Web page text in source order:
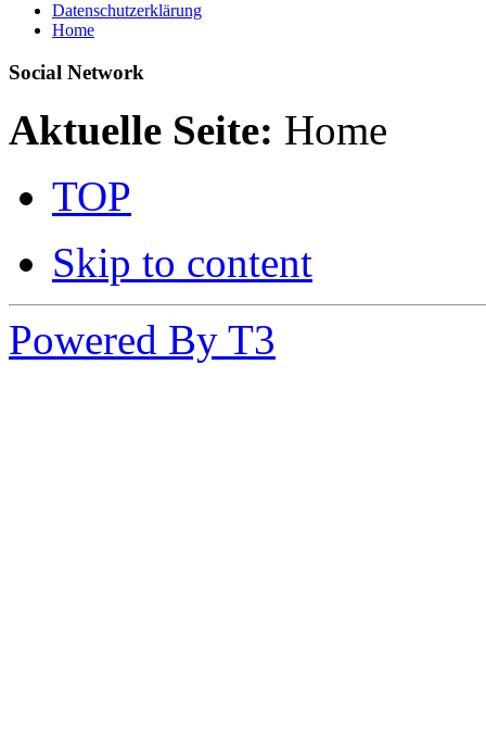
Datenschutzerklärung
Home
Social Network
Aktuelle Seite: Home
TOP
Skip to content
Powered By T3